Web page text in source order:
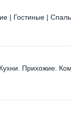
| Гостиные |
Прихожие.